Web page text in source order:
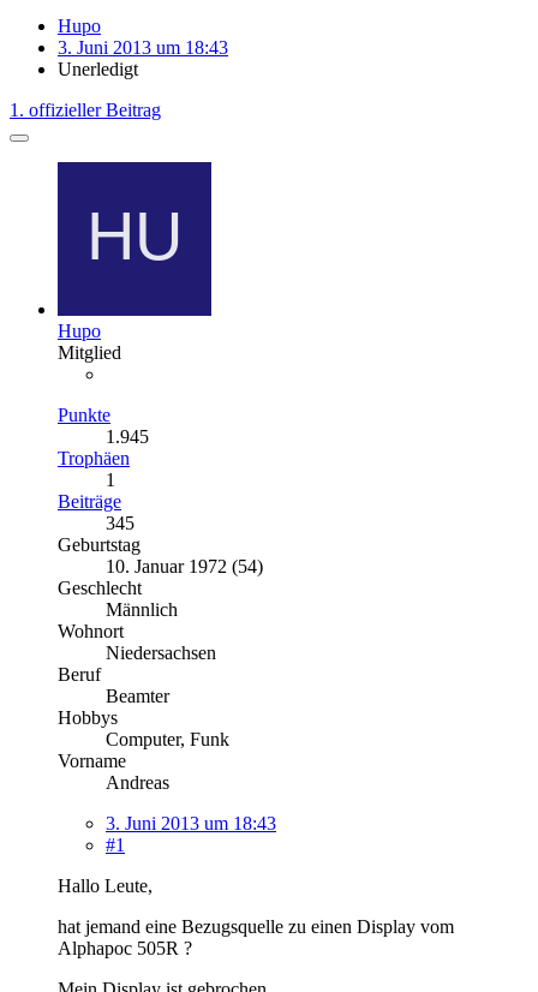
Hupo
3. Juni 2013 um 18:43
Unerledigt
1. offizieller Beitrag
Hupo
Mitglied
Punkte
1.945
Trophäen
1
Beiträge
345
Geburtstag
10. Januar 1972 (54)
Geschlecht
Männlich
Wohnort
Niedersachsen
Beruf
Beamter
Hobbys
Computer, Funk
Vorname
Andreas
3. Juni 2013 um 18:43
#1
Hallo Leute,
hat jemand eine Bezugsquelle zu einen Display vom
Alphapoc 505R ?